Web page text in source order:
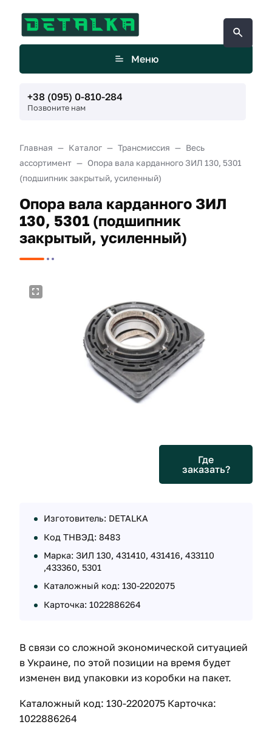
Меню
+38 (095) 0-810-284
Позвоните нам
Главная Каталог Трансмиссия
Весь
ассортимент
Опора вала карданного ЗИЛ 130, 5301
(подшипник закрытый, усиленный)
Опора вала карданного ЗИЛ
130, 5301 (подшипник
закрытый, усиленный)
Где
заказать?
Изготовитель: DETALKA
Код ТНВЭД: 8483
Марка: ЗИЛ 130, 431410, 431416, 433110
,433360, 5301
Каталожный код: 130-2202075
Карточка: 1022886264
В связи со сложной экономической ситуацией
в Украине, по этой позиции на время будет
изменен вид упаковки из коробки на пакет.
Каталожный код: 130-2202075 Карточка:
1022886264